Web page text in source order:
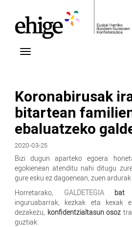
Koronabirusak
bitartean
ebaluatzeko
2020-03-25
Bizi dugun aparteko egoera
egokienean atenditu nahi ditugu
gure esku ez dagoenean, zuen
Horretarako, GALDETEGIA bat
inguruabarrak, kezkak eta kexak
dezakezu, konfidentzialtasun osoz
guztiak.